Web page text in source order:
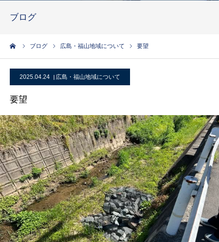
ブログ
ブログ 広島・福山地域について 要望
2025.04.24 広島・福山地域について
要望
出原昌直・目安箱